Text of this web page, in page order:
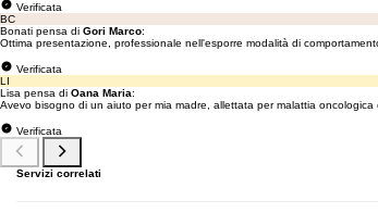
Verificata
BC
Bonati pensa di Gori Marco:
Ottima presentazione, professionale nell'esporre modalità di
Verificata
LI
Lisa pensa di Oana Maria:
Avevo bisogno di un aiuto per mia madre, allettata per malattia
Verificata
Servizi correlati